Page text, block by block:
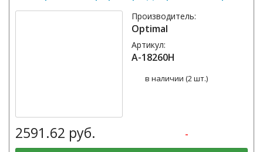
Производитель:
Optimal
Артикул:
A-18260H
в наличии (2 шт.)
2591.62 руб. -